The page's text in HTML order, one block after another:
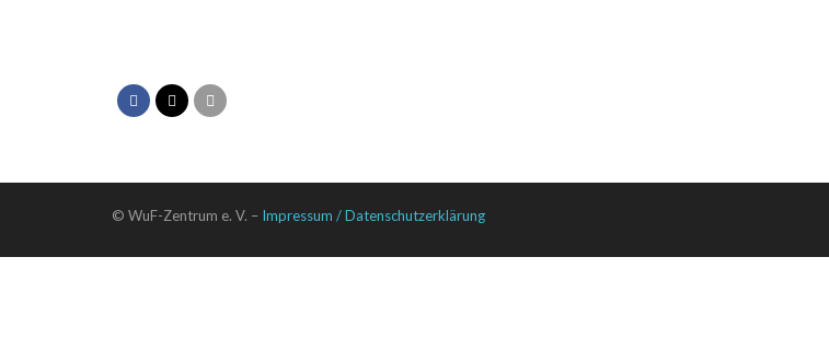
© WuF-Zentrum e. V. – Impressum / Datenschutzerklärung